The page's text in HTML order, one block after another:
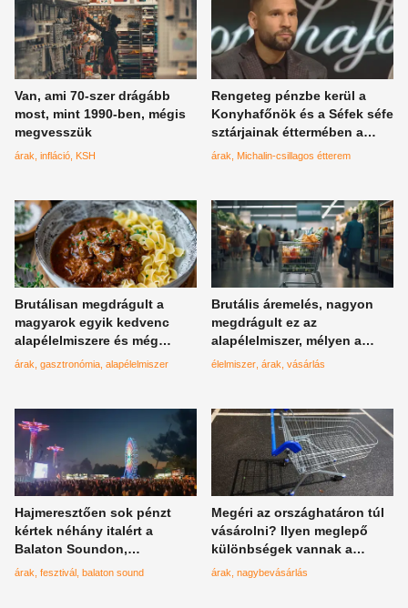
Van, ami 70-szer drágább
most, mint 1990-ben, mégis
megvesszük
árak infláció KSH
Rengeteg pénzbe kerül a
Konyhafőnök és a Séfek séfe
sztárjainak éttermében a
menü, nem a magyar
árak Michalin-csillagos étterem
Brutálisan megdrágult a
magyarok egyik kedvenc
alapélelmiszere és még
emelkedhet az ára
árak gasztronómia alapélelmiszer
Brutális áremelés, nagyon
megdrágult ez az
alapélelmiszer, mélyen a
zsebünkbe kell nyúlni
élelmiszer árak vásárlás
Hajmeresztően sok pénzt
kértek néhány italért a
Balaton Soundon,
vagyonokba kerülhetett a
árak fesztivál balaton sound
Megéri az országhatáron túl
vásárolni? Ilyen meglepő
különbségek vannak a
legnépszerűbb termékek
árak nagybevásárlás